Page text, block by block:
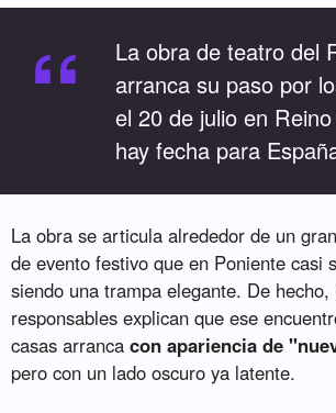
“
La obra de teatro del
arranca su paso por
el 20 de julio en
hay fecha para
La obra se articula alrededor de un
de evento festivo que en Poniente casi
siendo una trampa elegante. De
responsables explican que ese
casas arrancacon apariencia de
pero con un lado oscuro ya latente.